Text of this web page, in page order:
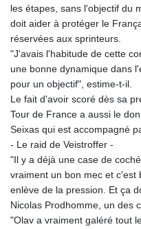
les étapes, sans l'objectif du
doit aider à protéger le
réservées aux sprinteurs.
"J'avais l'habitude de cette
une bonne dynamique dans
pour un objectif", estime-t-il.
Le fait d'avoir scoré dès sa
Tour de France a aussi le
Seixas qui est accompagné
- Le raid de Veistroffer -
"Il y a déjà une case de
vraiment un bon mec et c'est
enlève de la pression. Et ça
Nicolas Prodhomme, un des
"Olav a vraiment galéré tout